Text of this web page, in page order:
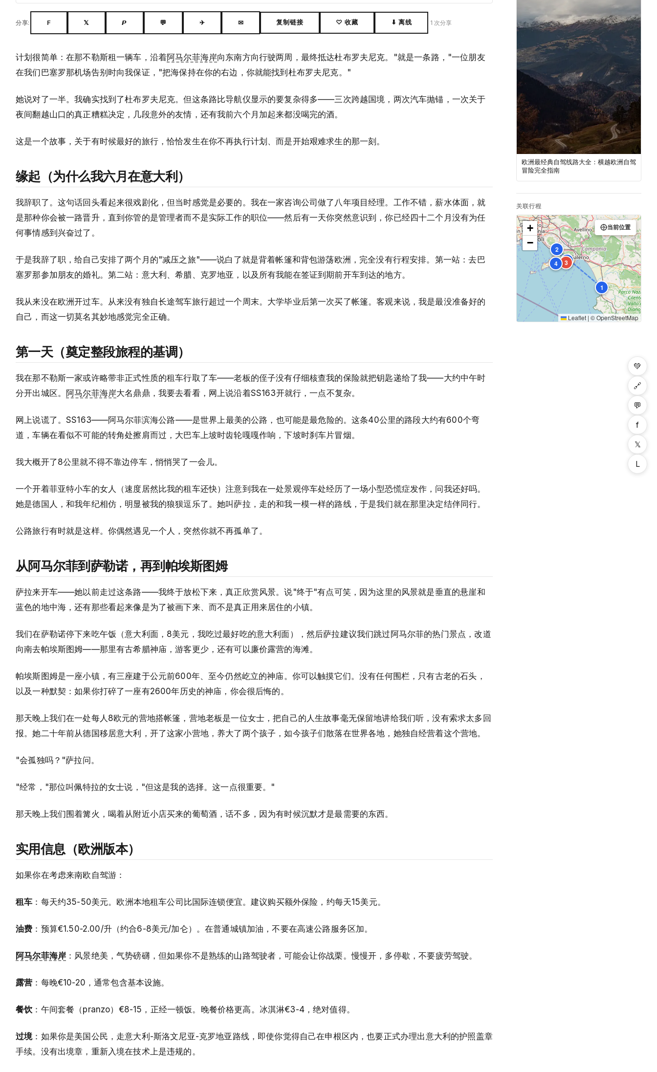
分享: F 𝕏 𝙋 💬 ✈ ✉ 复制链接 ♡ 收藏 ⬇ 离线 1 次分享
计划很简单：在那不勒斯租一辆车，沿着阿马尔菲海岸向东南方向行驶两周，最终抵达杜布罗夫尼克。"就是一条路，"一位朋友
在我们巴塞罗那机场告别时向我保证，"把海保持在你的右边，你就能找到杜布罗夫尼克。"
她说对了一半。我确实找到了杜布罗夫尼克。但这条路比导航仪显示的要复杂得多——三次跨越国境，两次汽车抛锚，一次关于
夜间翻越山口的真正糟糕决定，几段意外的友情，还有我前六个月加起来都没喝完的酒。
这是一个故事，关于有时候最好的旅行，恰恰发生在你不再执行计划、而是开始艰难求生的那一刻。
缘起（为什么我六月在意大利）
我辞职了。这句话回头看起来很戏剧化，但当时感觉是必要的。我在一家咨询公司做了八年项目经理。工作不错，薪水体面，就
是那种你会被一路晋升，直到你管的是管理者而不是实际工作的职位——然后有一天你突然意识到，你已经四十二个月没有为任
何事情感到兴奋过了。
于是我辞了职，给自己安排了两个月的"减压之旅"——说白了就是背着帐篷和背包游荡欧洲，完全没有行程安排。第一站：去巴
塞罗那参加朋友的婚礼。第二站：意大利、希腊、克罗地亚，以及所有我能在签证到期前开车到达的地方。
我从来没在欧洲开过车。从来没有独自长途驾车旅行超过一个周末。大学毕业后第一次买了帐篷。客观来说，我是最没准备好的
自己，而这一切莫名其妙地感觉完全正确。
第一天（奠定整段旅程的基调）
我在那不勒斯一家或许略带非正式性质的租车行取了车——老板的侄子没有仔细核查我的保险就把钥匙递给了我——大约中午时
分开出城区。 阿马尔菲海岸大名鼎鼎，我要去看看，网上说沿着SS163开就行，一点不复杂。
网上说谎了。SS163——阿马尔菲滨海公路——是世界上最美的公路，也可能是最危险的。这条40公里的路段大约有600个弯
道，车辆在看似不可能的转角处擦肩而过，大巴车上坡时齿轮嘎嘎作响，下坡时刹车片冒烟。
我大概开了8公里就不得不靠边停车，悄悄哭了一会儿。
一个开着菲亚特小车的女人（速度居然比我的租车还快）注意到我在一处景观停车处经历了一场小型恐慌症发作，问我还好吗。
她是德国人，和我年纪相仿，明显被我的狼狈逗乐了。她叫萨拉，走的和我一模一样的路线，于是我们就在那里决定结伴同行。
公路旅行有时就是这样。你偶然遇见一个人，突然你就不再孤单了。
从阿马尔菲到萨勒诺，再到帕埃斯图姆
萨拉来开车——她以前走过这条路——我终于放松下来，真正欣赏风景。说"终于"有点可笑，因为这里的风景就是垂直的悬崖和
蓝色的地中海，还有那些看起来像是为了被画下来、而不是真正用来居住的小镇。
我们在萨勒诺停下来吃午饭（意大利面，8美元，我吃过最好吃的意大利面），然后萨拉建议我们跳过阿马尔菲的热门景点，改道
向南去帕埃斯图姆——那里有古希腊神庙，游客更少，还有可以廉价露营的海滩。
帕埃斯图姆是一座小镇，有三座建于公元前600年、至今仍然屹立的神庙。你可以触摸它们。没有任何围栏，只有古老的石头，
以及一种默契：如果你打碎了一座有2600年历史的神庙，你会很后悔的。
那天晚上我们在一处每人8欧元的营地搭帐篷，营地老板是一位女士，把自己的人生故事毫无保留地讲给我们听，没有索求太多回
报。她二十年前从德国移居意大利，开了这家小营地，养大了两个孩子，如今孩子们散落在世界各地，她独自经营着这个营地。
"会孤独吗？"萨拉问。
"经常，"那位叫佩特拉的女士说，"但这是我的选择。这一点很重要。"
那天晚上我们围着篝火，喝着从附近小店买来的葡萄酒，话不多，因为有时候沉默才是最需要的东西。
实用信息（欧洲版本）
如果你在考虑来南欧自驾游：
租车 ：每天约35-50美元。欧洲本地租车公司比国际连锁便宜。建议购买额外保险，约每天15美元。
油费 ：预算€1.50-2.00/升（约合6-8美元/加仑）。在普通城镇加油，不要在高速公路服务区加。
阿马尔菲海岸 ：风景绝美，气势磅礴，但如果你不是熟练的山路驾驶者，可能会让你战栗。慢慢开，多停歇，不要疲劳驾驶。
露营 ：每晚€10-20，通常包含基本设施。
餐饮 ：午间套餐（pranzo）€8-15，正经一顿饭。晚餐价格更高。冰淇淋€3-4，绝对值得。
过境：如果你是美国公民，走意大利-斯洛文尼亚-克罗地亚路线，即使你觉得自己在申根区内，也要正式办理出意大利的护照盖章
手续。没有出境章，重新入境在技术上是违规的。
欧洲最经典自驾线路大全：横越欧洲自驾
冒险完全指南
关联行程
1
2
3
4 5
+
−
当前位置
Leaflet | ©OpenStreetMap
💚
🔗
💬
f
𝕏
L